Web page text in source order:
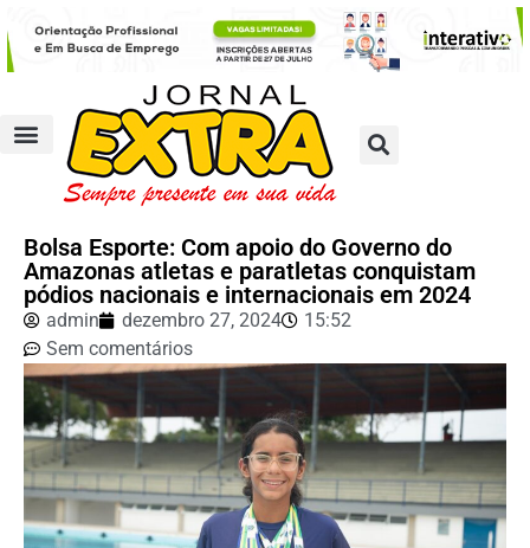
Bolsa Esporte: Com apoio do Governo do
Amazonas atletas e paratletas conquistam
pódios nacionais e internacionais em 2024
admin dezembro 27, 2024
15:52
Sem comentários